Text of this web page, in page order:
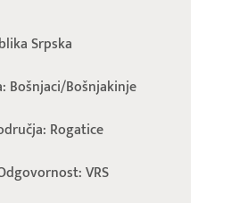
Srpska
Bošnjaci/Bošnjakinje
Rogatice
VRS